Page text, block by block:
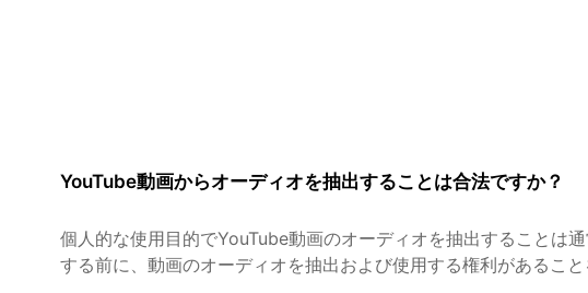
YouTube動画からオーディオを抽出することは合法ですか？
個人的な使用目的でYouTube動画のオーディオを抽出することは
する前に、動画のオーディオを抽出および使用する権利があること